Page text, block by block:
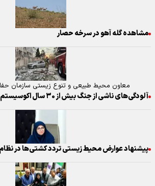
مشاهده گله آهو در سرخه حصار
معاون محیط طبیعی و تنوع زیستی سازمان
آلودگی‌های ناشی از جنگ بیش از ۳۰ سال اکوسیستم را مختل می‌کنند
پیشنهاد عوارض محیط زیستی تردد کشتی‌ها در